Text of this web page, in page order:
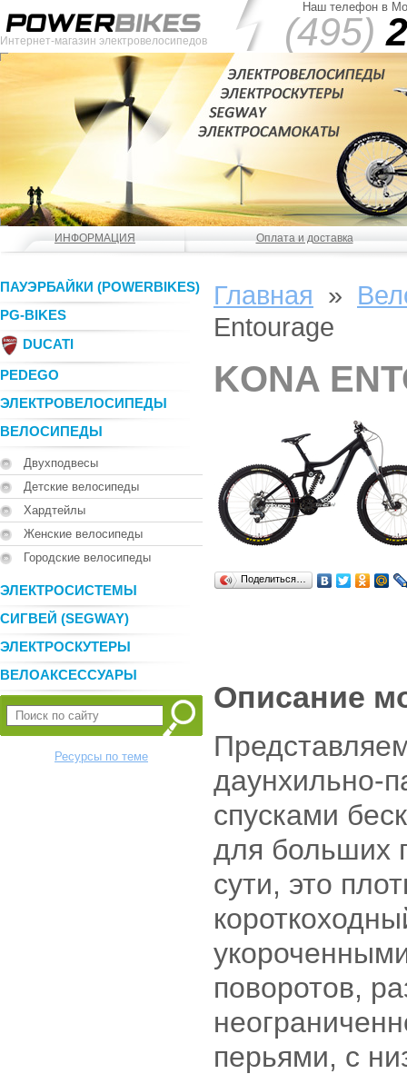
Интернет-магазин электровелосипедов
Наш телефон в
(495)
ИНФОРМАЦИЯ Оплата и доставка
ПАУЭРБАЙКИ (POWERBIKES)
PG-BIKES
DUCATI
PEDEGO
ЭЛЕКТРОВЕЛОСИПЕДЫ
ВЕЛОСИПЕДЫ
Двухподвесы
Детские велосипеды
Хардтейлы
Женские велосипеды
Городские велосипеды
ЭЛЕКТРОСИСТЕМЫ
СИГВЕЙ (SEGWAY)
ЭЛЕКТРОСКУТЕРЫ
ВЕЛОАКСЕССУАРЫ
Ресурсы по теме
Главная »
Entourage
KONA
Поделиться…
Описание
даунхильно-
спусками
для больших
сути, это
поворотов,
перьями, с